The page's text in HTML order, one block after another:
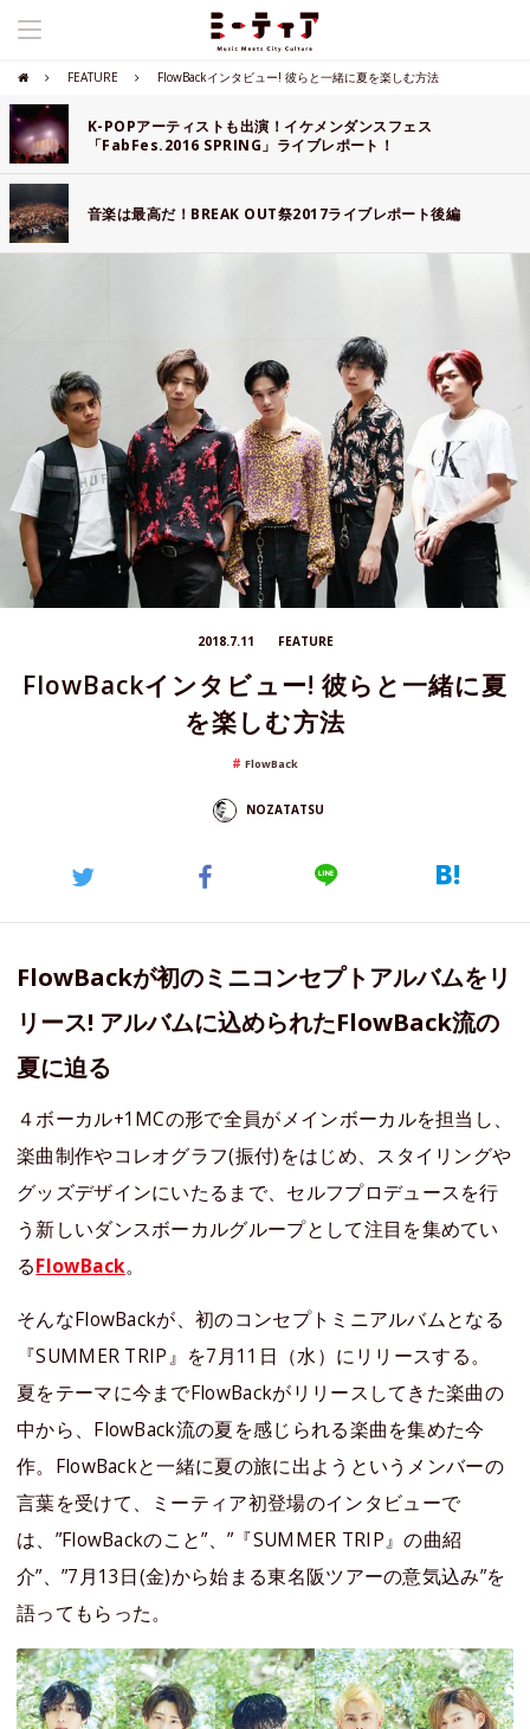
FEATURE FlowBackインタビュー! 彼らと一緒に夏を楽しむ方法
K-POPアーティストも出演！イケメンダンスフェス
「FabFes.2016 SPRING」ライブレポート！
音楽は最高だ！BREAK OUT祭2017ライブレポート後編
2018.7.11 FEATURE
FlowBackインタビュー! 彼らと一緒に夏
を楽しむ方法
FlowBack
NOZATATSU
FlowBackが初のミニコンセプトアルバムをリ
リース! アルバムに込められたFlowBack流の
夏に迫る
４ボーカル+1MCの形で全員がメインボーカルを担当し、
楽曲制作やコレオグラフ(振付)をはじめ、スタイリングや
グッズデザインにいたるまで、セルフプロデュースを行
う新しいダンスボーカルグループとして注目を集めてい
るFlowBack。
そんなFlowBackが、初のコンセプトミニアルバムとなる
『SUMMER TRIP』を7月11日（水）にリリースする。
夏をテーマに今までFlowBackがリリースしてきた楽曲の
中から、FlowBack流の夏を感じられる楽曲を集めた今
作。FlowBackと一緒に夏の旅に出ようというメンバーの
言葉を受けて、ミーティア初登場のインタビューで
は、”FlowBackのこと”、”『SUMMER TRIP』の曲紹
介”、”7月13日(金)から始まる東名阪ツアーの意気込み”を
語ってもらった。